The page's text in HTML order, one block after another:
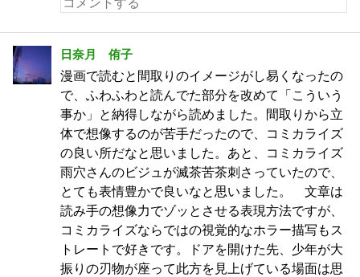
日奈月 侑子
漫画で読むと間取りのイメージがし易くなったの
で、ふわふわと読んでた部分を改めて「こういう
事か」と納得しながら読めました。間取りから立
体で想像するのが苦手だったので、コミカライズ
の良い所だなと思いました。あと、コミカライズ
雨穴さんのビジュが滅茶苦茶刺さっていたので、
とても表情豊かで良いなと思いました。 文章は
読み手の想像力でゾッとさせる表現方法ですが、
コミカライズならではの視覚的なホラー描写もス
トレートで好きです。ドアを開けた先、少年が大
振りの刃物が座って此方を見上げている場面は思